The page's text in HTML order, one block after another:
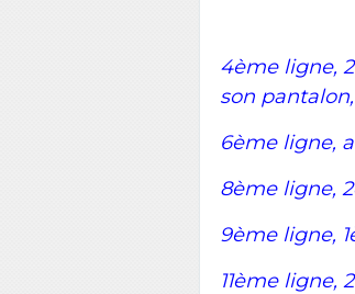
4ème ligne,
son
6ème ligne,
8ème ligne,
9ème ligne,
11ème